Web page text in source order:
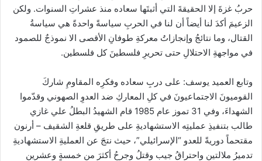
حربُ غزةَ إلا الحقيقةَ التي أثبتَها سعاده منذ عشراتِ السنوات. ولكن
الزعيمَ أكدَ لنا أيضاً أن لنا في الحربِ سياسةً واحدةً هي سياسةُ
القتال، وما نتائجُ وإنجازاتُ معركةِ طوفانِ الأقصى الا نموذجٌ للصمود
في مواجهةِ الاحتلالِ حتى تحريرِ فلسطينَ كل فلسطين.
وتابع العميد يوسف: على دربِ سعاده وفكرِه المقاومِ شاركَ
القوميونَ الاجتماعيونَ في كلِ المعاركِ ضد العدوِ الصهوني وقدّموا
الشهداءَ، وفي 31 تموز عام 1985 قام الشهيدُ البطلُ علي غازي
طالب بتنفيذِ عمليتِه الاستشهاديةِ على طريقِ قلعةِ الشقيف – أرنون
مقتحماً دوريةً للعدو “الإسرائيلي”، حيث نتجَ عن العمليةِ الاستشهاديةِ
تدميرُ ملالتين واحتراقُ جيب وقتلُ وجرحُ أكثرَ من خمسةٍ وعشرين